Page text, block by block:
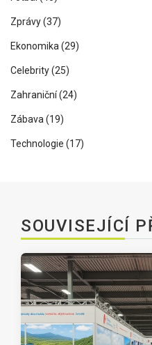
Zprávy(37)
Ekonomika(29)
Celebrity(25)
Zahraniční(24)
Zábava(19)
Technologie (17)
SOUVISEJÍCÍ